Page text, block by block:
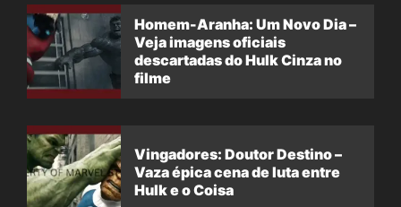
Homem-Aranha: Um Novo Dia –
Veja imagens oficiais
descartadas do Hulk Cinza no
filme
Vingadores: Doutor Destino –
Vaza épica cena de luta entre
Hulk e o Coisa